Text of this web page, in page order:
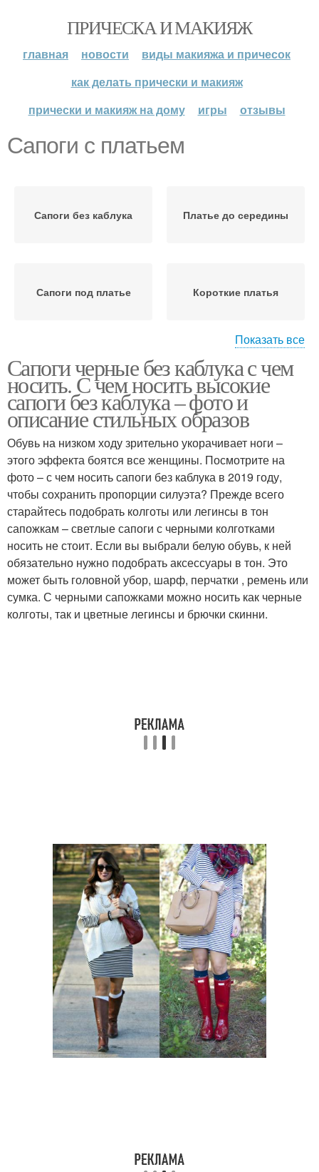
ПРИЧЕСКА И МАКИЯЖ
главная новости
виды макияжа и причесок
как делать прически и макияж
прически и макияж на дому
игры отзывы
Сапоги с платьем
Сапоги без каблука Платье до середины
Сапоги под платье Короткие платья
Платье с сапогами
Платье с замшевыми
сапогами
Сапоги на танкетке Демисезонные сапоги
Показать все
Сапоги черные без каблука с чем
носить. С чем носить высокие
сапоги без каблука – фото и
описание стильных образов
Обувь на низком ходу зрительно укорачивает ноги –
этого эффекта боятся все женщины. Посмотрите на
фото – с чем носить сапоги без каблука в 2019 году,
чтобы сохранить пропорции силуэта? Прежде всего
старайтесь подобрать колготы или легинсы в тон
сапожкам – светлые сапоги с черными колготками
носить не стоит. Если вы выбрали белую обувь, к ней
обязательно нужно подобрать аксессуары в тон. Это
может быть головной убор, шарф, перчатки , ремень или
сумка. С черными сапожками можно носить как черные
колготы, так и цветные легинсы и брючки скинни.